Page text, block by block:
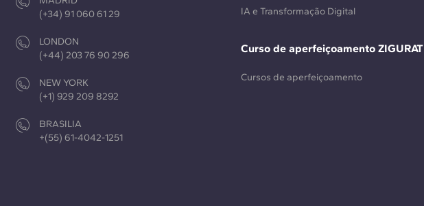
(+34) 91 060 61 29
LONDON
(+44) 203 76 90 296
NEW YORK
(+1) 929 209 8292
BRASILIA
+(55) 61-4042-1251
IA e Transformação Digital
Curso de aperfeiçoamento ZIGURAT
Cursos de aperfeiçoamento